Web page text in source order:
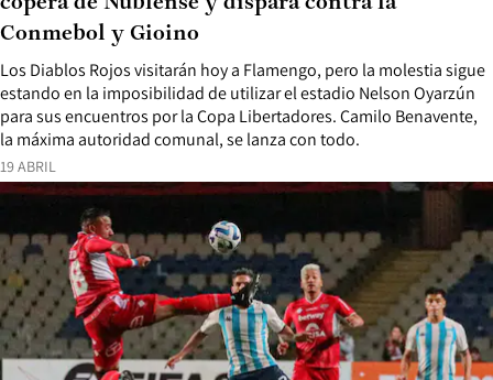
19 ABRIL
Los Diablos Rojos visitarán hoy a Flamengo, pero la molestia sigue
estando en la imposibilidad de utilizar el estadio Nelson Oyarzún
para sus encuentros por la Copa Libertadores. Camilo Benavente,
la máxima autoridad comunal, se lanza con todo.
Conmebol y Gioino